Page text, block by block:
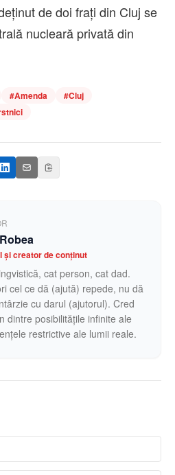
de doi frați din Cluj se
nucleară privată din
#Amenda #Cluj
și creator de conținut
cat person, cat dad.
cel ce dă (ajută) repede, nu dă
cu darul (ajutorul). Cred
dintre posibilitățile infinite ale
restrictive ale lumii reale.